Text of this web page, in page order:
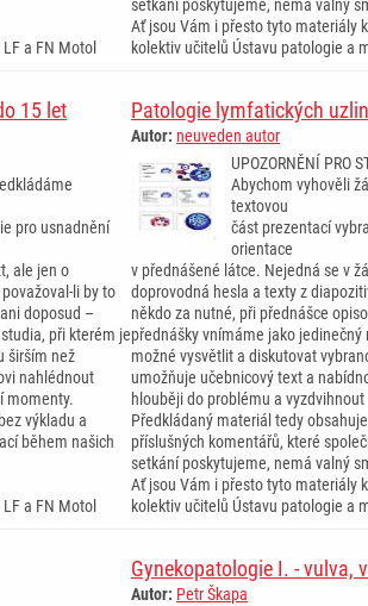
a FN Motol
setkání poskytujeme, nemá valný
Ať jsou Vám i přesto tyto materiály
kolektiv učitelů Ústavu patologie a
15 let
pro usnadnění
ale jen o
li by to
doposud –
při kterém je
širším než
nahlédnout
momenty.
výkladu a
během našich
a FN Motol
Patologie lymfatických uzlin
Autor: neuveden autor
UPOZORNĚNÍ PRO
Abychom vyhověli
textovou
část prezentací
orientace
v přednášené látce. Nejedná se v
doprovodná hesla a texty z
někdo za nutné, při přednášce
přednášky vnímáme jako
možné vysvětlit a diskutovat
umožňuje učebnicový text a
hlouběji do problému a
Předkládaný materiál tedy
příslušných komentářů, které
setkání poskytujeme, nemá valný
Ať jsou Vám i přesto tyto materiály
kolektiv učitelů Ústavu patologie a
Gynekopatologie I. - vulva,
Autor: Petr Škapa